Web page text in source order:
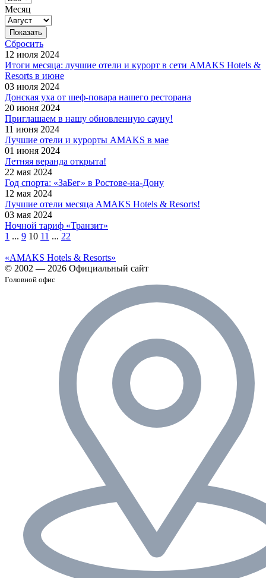
Месяц
Сбросить
12 июля 2024
Итоги месяца: лучшие отели и курорт в сети AMAKS Hotels &
Resorts в июне
03 июля 2024
Донская уха от шеф-повара нашего ресторана
20 июня 2024
Приглашаем в нашу обновленную сауну!
11 июня 2024
Лучшие отели и курорты AMAKS в мае
01 июня 2024
Летняя веранда открыта!
22 мая 2024
Год спорта: «ЗаБег» в Ростове-на-Дону
12 мая 2024
Лучшие отели месяца AMAKS Hotels & Resorts!
03 мая 2024
Ночной тариф «Транзит»
1 ... 9 10 11 ... 22
«AMAKS Hotels & Resorts»
© 2002 — 2026 Официальный сайт
Головной офис